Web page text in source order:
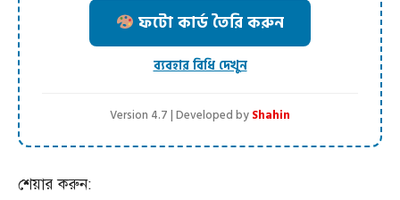
ফটো কার্ড তৈরি করুন
ব্যবহার বিধি দেখুন
Version 4.7 | Developed byShahin
শেয়ার করুন: